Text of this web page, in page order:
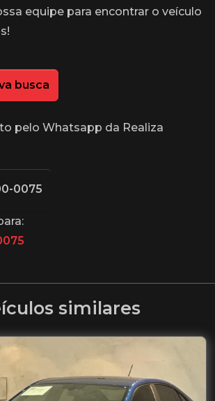
equipe para encontrar o veículo
busca
pelo Whatsapp da Realiza
0075
similares